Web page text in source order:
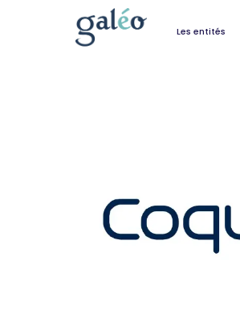
Les entités